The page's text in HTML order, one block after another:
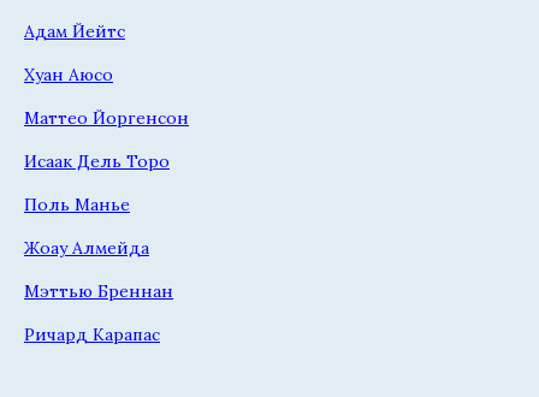
Адам Йейтс
Хуан Аюсо
Маттео Йоргенсон
Исаак Дель Торо
Поль Манье
Жоау Алмейда
Мэттью Бреннан
Ричард Карапас